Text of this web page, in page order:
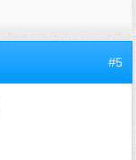
#5